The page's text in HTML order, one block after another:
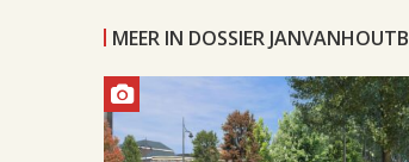
MEER IN DOSSIER